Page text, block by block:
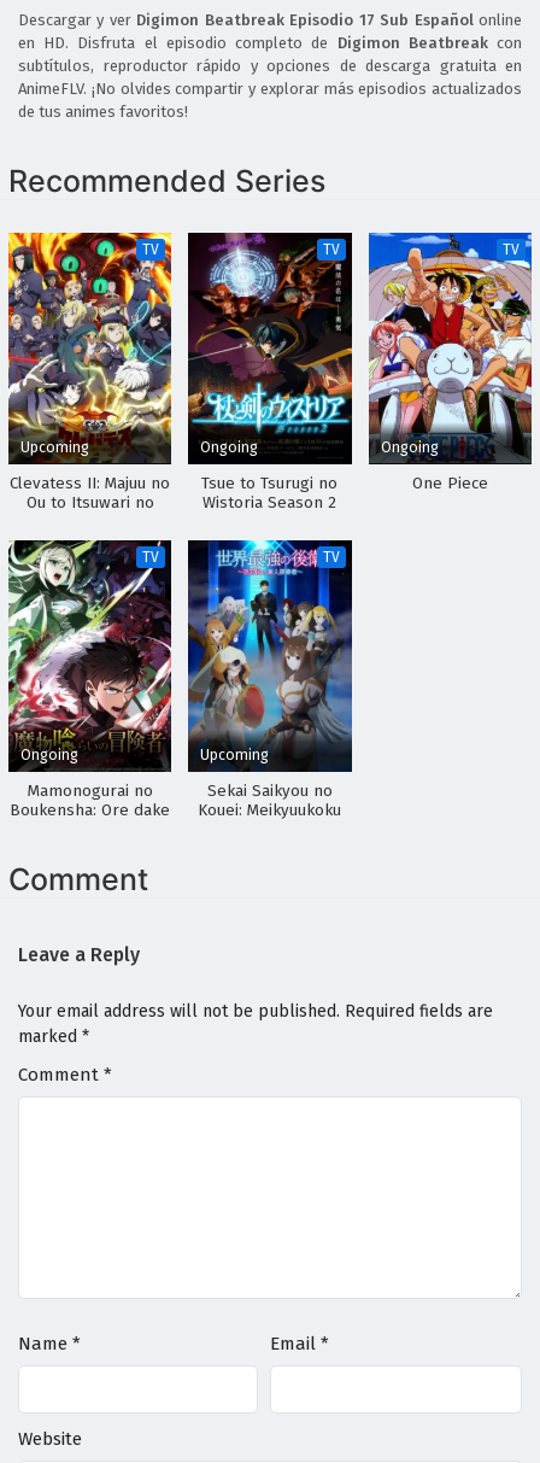
Eps 9 - April 30, 2026
Digimon Beatbreak Episodio 8 Sub Español
Digimon Beatbreak Episodio 7 Sub Español
Digimon Beatbreak Episodio 6 Sub Español
Eps 6 - April 30, 2026
Digimon Beatbreak Episodio 5 Sub Español
Eps 5 - April 30, 2026
Digimon Beatbreak Episodio 4 Sub Español
Digimon Beatbreak Episodio 3 Sub Español
Eps 3 - April 30, 2026
Digimon Beatbreak Episodio 2 Sub Español
Eps 2 - April 30, 2026
Digimon Beatbreak Episodio 1 Sub Español
Eps 1 - April 30, 2026
Descargar y ver Digimon Beatbreak Episodio 17 Sub Españolonline
en HD. Disfruta el episodio completo de Digimon Beatbreakcon
subtítulos, reproductor rápido y opciones de descarga gratuita en
AnimeFLV. ¡No olvides compartir y explorar más episodios actualizados
de tus animes favoritos!
Recommended Series
TV
Upcoming
Clevatess II: Majuu no
Ou to Itsuwari no
TV
Ongoing
Tsue to Tsurugi no
Wistoria Season 2
TV
Ongoing
One Piece
TV
Ongoing
Mamonogurai no
Boukensha: Ore dake
TV
Upcoming
Sekai Saikyou no
Kouei: Meikyuukoku
Comment
Leave a Reply
Your email address will not be published. Required fields are
marked *
Comment *
Name * Email *
Website